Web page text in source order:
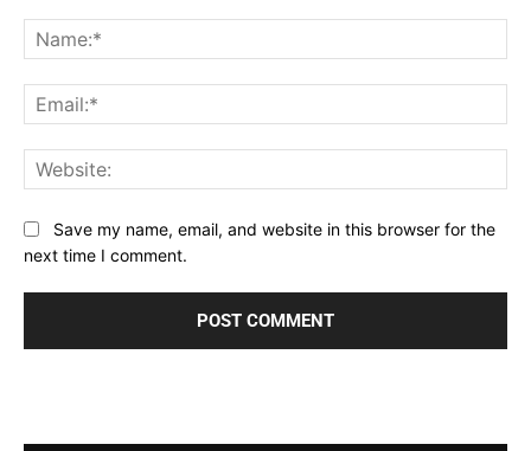
Save my name, email, and website in this browser for the
next time I comment.